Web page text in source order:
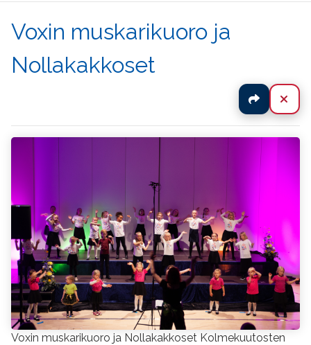
Voxin muskarikuoro ja
Nollakakkoset
Jaa
Voxin muskarikuoro ja Nollakakkoset Kolmekuutosten